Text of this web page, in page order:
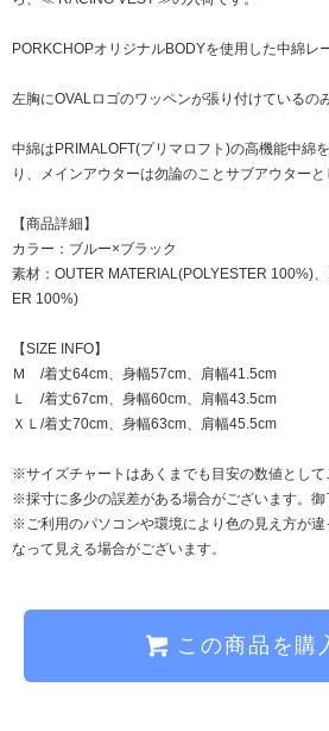
PORKCHOPオリジナルBODYを使用した中綿レ
左胸にOVALロゴのワッペンが張り付けているの
中綿はPRIMALOFT(プリマロフト)の高機能中綿
り、メインアウターは勿論のことサブアウターと
【商品詳細】
カラー：ブルー×ブラック
素材：OUTER MATERIAL(POLYESTER 100%)
ER 100%)
【SIZE INFO】
Ｍ /着丈64cm、身幅57cm、肩幅41.5cm
Ｌ /着丈67cm、身幅60cm、肩幅43.5cm
ＸＬ/着丈70cm、身幅63cm、肩幅45.5cm
※サイズチャートはあくまでも目安の数値として
※採寸に多少の誤差がある場合がございます。御
※ご利用のパソコンや環境により色の見え方が
なって見える場合がございます。
この商品を購